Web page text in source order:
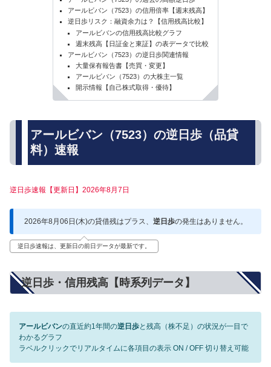
アールビバン（7523）の信用倍率【週末残高】
逆日歩リスク：融資余力は？【信用残高比較】
アールビバンの信用残高比較グラフ
週末残高【日証金と東証】の表データで比較
アールビバン（7523）の逆日歩関連情報
大量保有報告書【売買・変更】
アールビバン（7523）の大株主一覧
開示情報【自己株式取得・優待】
アールビバン（7523）の逆日歩（品貸
料）速報
逆日歩速報【更新日】2026年8月7日
2026年8月06日(木)の貸借残はプラス、 逆日歩の発生はありません。
逆日歩速報は、更新日の前日データが最新です。
逆日歩・信用残高【時系列データ】
アールビバンの直近約1年間の逆日歩と残高（株不足）の状況が一目で
わかるグラフ
ラベルクリックでリアルタイムに各項目の表示 ON / OFF 切り替え可能